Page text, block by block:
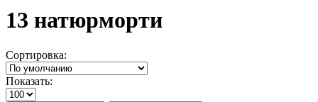
13 натюрморти
Сортировка:
Показать: